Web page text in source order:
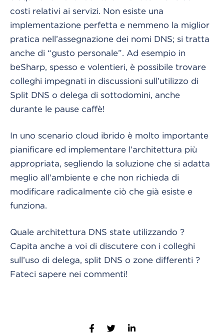
costi relativi ai servizi. Non esiste una
implementazione perfetta e nemmeno la miglior
pratica nell’assegnazione dei nomi DNS; si tratta
anche di “gusto personale”. Ad esempio in
beSharp, spesso e volentieri, è possibile trovare
colleghi impegnati in discussioni sull’utilizzo di
Split DNS o delega di sottodomini, anche
durante le pause caffè!
In uno scenario cloud ibrido è molto importante
pianificare ed implementare l’architettura più
appropriata, segliendo la soluzione che si adatta
meglio all’ambiente e che non richieda di
modificare radicalmente ciò che già esiste e
funziona.
Quale architettura DNS state utilizzando ?
Capita anche a voi di discutere con i colleghi
sull’uso di delega, split DNS o zone differenti ?
Fateci sapere nei commenti!